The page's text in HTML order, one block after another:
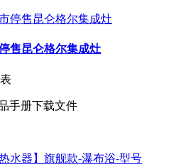
售昆仑格尔集成灶
手册下载文件